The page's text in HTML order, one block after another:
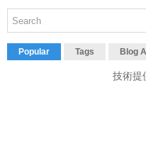
Popular Tags Blog
技術提